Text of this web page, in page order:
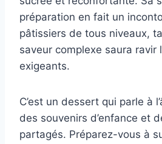
préparation en fait un
pâtissiers de tous niveaux,
saveur complexe saura ravir
exigeants.
C’est un dessert qui parle à
des souvenirs d’enfance et
partagés. Préparez-vous à